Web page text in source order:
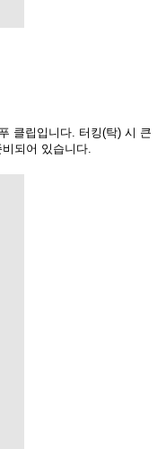
클립입니다. 터킹(탁) 시 큰
되어 있습니다.